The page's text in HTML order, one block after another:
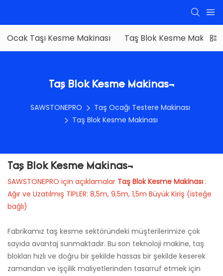
Ocak Taşı Kesme Makinası Taş Blok Kesme Makinası
Taş Blok Kesme Makinası
SAWSTONEPRO
Taş Ocağı Testere Makinası
Taş Blok Kesme Makinası
Taş Blok Kesme Makinası
SAWSTONEPRO için açıklamalar Taş Blok Kesme Makinası :
Ağır ve Uzatılmış TİPLER: 8,5m, 9,5m, 1,5m Büyük Kiriş (isteğe
bağlı)
Fabrikamız taş kesme sektöründeki müşterilerimize çok
sayıda avantaj sunmaktadır. Bu son teknoloji makine, taş
blokları hızlı ve doğru bir şekilde hassas bir şekilde keserek
zamandan ve işçilik maliyetlerinden tasarruf etmek için